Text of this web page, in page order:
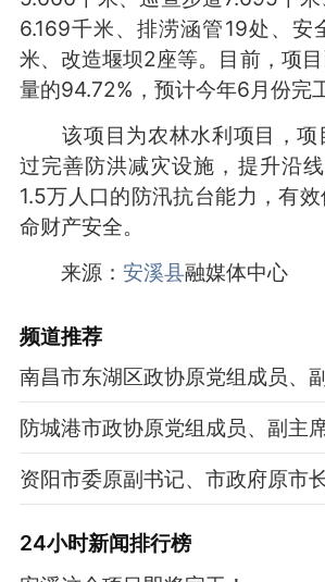
6.169千米、排涝涵管19处、安
米、改造堰坝2座等。目前，项
量的94.72%，预计今年6月份完工
该项目为农林水利项目，项
过完善防洪减灾设施， 提升沿
1.5万人口的防汛抗台能力，有
命财产安全。
来源： 安溪县融媒体中心
频道推荐
南昌市东湖区政协原党组成员、
防城港市政协原党组成员、副主
资阳市委原副书记、市政府原市
24小时新闻排行榜